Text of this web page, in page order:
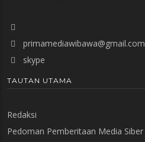
primamediawibawa@gmail.com
skype
TAUTAN UTAMA
Redaksi
Pedoman Pemberitaan Media Siber